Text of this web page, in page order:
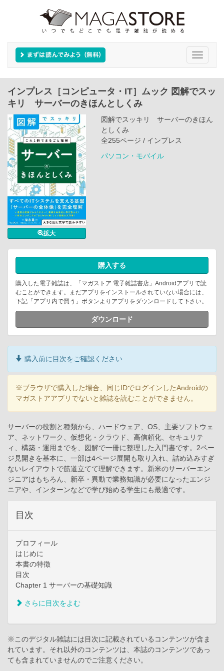
Toggle
インプレス［コンピュータ・IT］ムック 図解でスッ
キリ サーバーのきほんとしくみ
拡大
図解でスッキリ サーバーのきほん
としくみ
全255ページ / インプレス
パソコン・モバイル
購入する
購入した電子雑誌は、「マガストア 電子雑誌書店」Androidアプリで読
むことができます。まだアプリをインストールされていない場合には、
下記「アプリ内で買う」ボタンよりアプリをダウンロードして下さい。
ダウンロード
購入前に目次をご確認ください
※ブラウザで購入した場合、同じIDでログインしたAndroidの
マガストアアプリでないと雑誌を読むことができません。
サーバーの役割と種類から、ハードウェア、OS、主要ソフトウェ
ア、ネットワーク、仮想化・クラウド、高信頼化、セキュリテ
ィ、構築・運用までを、図解で一冊に整理した入門書です。2ペー
ジ見開きを基本に、一部は4ページ展開も取り入れ、詰め込みすぎ
ないレイアウトで筋道立てて理解できます。新米のサーバーエン
ジニアはもちろん、新卒・異動で業務知識が必要になったエンジ
ニアや、インターンなどで学び始める学生にも最適です。
目次
プロフィール
はじめに
本書の特徴
目次
Chapter 1 サーバーの基礎知識
さらに目次をよむ
※このデジタル雑誌には目次に記載されているコンテンツが含ま
れています。それ以外のコンテンツは、本誌のコンテンツであっ
ても含まれていませんのでご注意ください。